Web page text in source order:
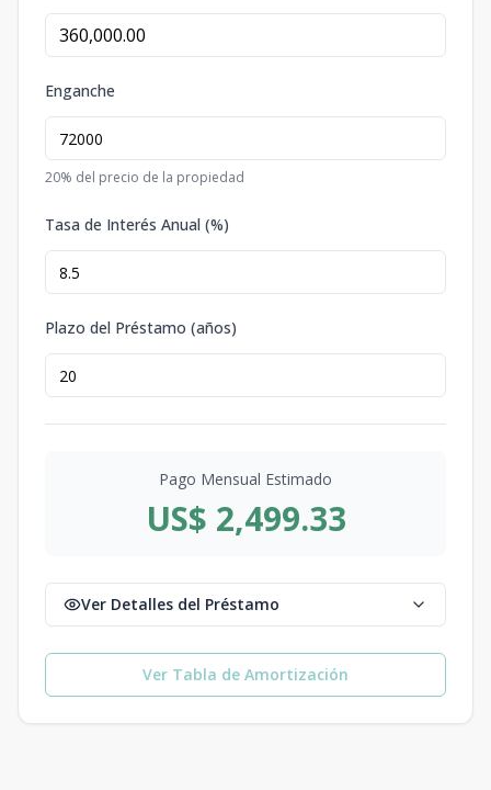
Enganche
20% del precio de la propiedad
Tasa de Interés Anual (%)
Plazo del Préstamo (años)
Pago Mensual Estimado
US$ 2,499.33
Ver Detalles del Préstamo
Ver Tabla de Amortización